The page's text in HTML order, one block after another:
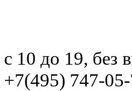
с 10 до 19, без
+7(495) 747-